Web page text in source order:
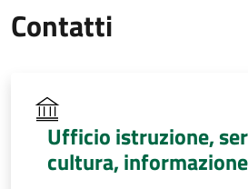
Contatti
Ufficio istruzione,
cultura,